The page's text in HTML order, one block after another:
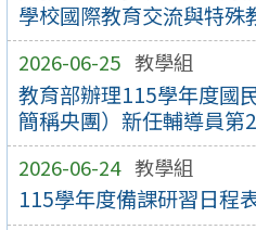
學校國際教育交流與特殊
2026-06-25 教學組
教育部辦理115學年度國
簡稱央團）新任輔導員第
2026-06-24 教學組
115學年度備課研習日程